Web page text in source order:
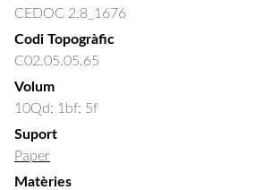
CEDOC 2.8_1676
Codi Topogràfic
C02.05.05.65
Volum
10Qd; 1bf; 5f
Suport
Paper
Matèries